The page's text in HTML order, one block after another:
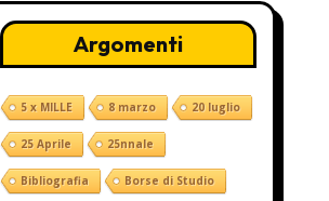
Argomenti
5 x MILLE 8 marzo 20 luglio
25 Aprile 25nnale
Bibliografia Borse di Studio